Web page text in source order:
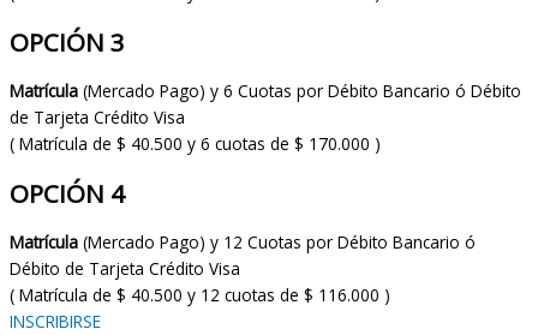
OPCIÓN 3
Matrícula (Mercado Pago) y 6 Cuotas por Débito Bancario ó Débito
de Tarjeta Crédito Visa
( Matrícula de $ 40.500 y 6 cuotas de $ 170.000 )
OPCIÓN 4
Matrícula (Mercado Pago) y 12 Cuotas por Débito Bancario ó
Débito de Tarjeta Crédito Visa
( Matrícula de $ 40.500 y 12 cuotas de $ 116.000 )
INSCRIBIRSE